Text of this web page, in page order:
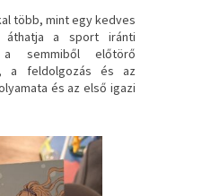
több, mint egy kedves
a sport iránti
a semmiből előtörő
a feldolgozás és az
és az első igazi